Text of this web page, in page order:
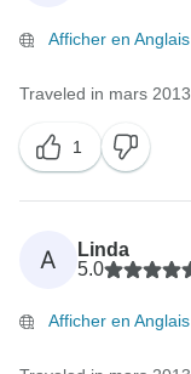
Afficher en Anglais
Traveled in mars 2013
1
A
Linda
5.0
Afficher en Anglais